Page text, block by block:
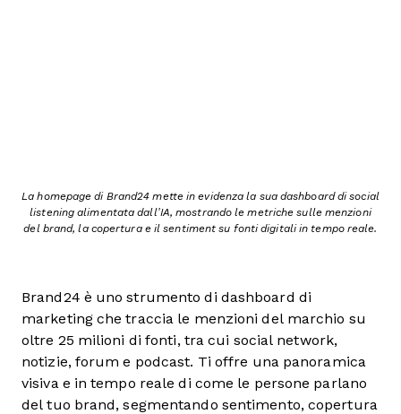
La homepage di Brand24 mette in evidenza la sua dashboard di social
listening alimentata dall’IA, mostrando le metriche sulle menzioni
del brand, la copertura e il sentiment su fonti digitali in tempo reale.
Brand24 è uno strumento di dashboard di
marketing che traccia le menzioni del marchio su
oltre 25 milioni di fonti, tra cui social network,
notizie, forum e podcast. Ti offre una panoramica
visiva e in tempo reale di come le persone parlano
del tuo brand, segmentando sentimento, copertura